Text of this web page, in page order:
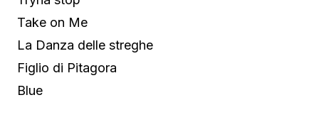
Take on Me
La Danza delle streghe
Figlio di Pitagora
Blue